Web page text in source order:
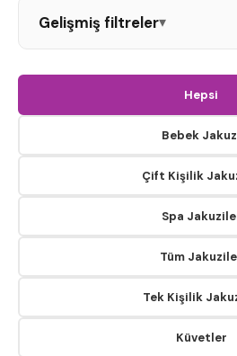
Gelişmiş filtreler▾
Oval Jakuzi
Dikdörtgen
Kare Jakuzi
Tek Kişilik
Çift Kişilik
Bahçe / Teras
Hepsi
Bebek
Çift Kişilik
Spa
Tüm
Tek Kişilik
Küvetler